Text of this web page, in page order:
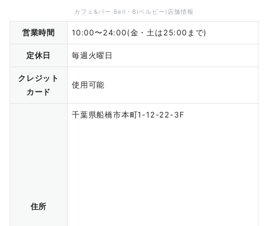
カフェ&バー Bell・B(ベルビー)店舗情報
営業時間 10:00〜24:00(金・土は25:00まで)
定休日 毎週火曜日
クレジット
カード
使用可能
住所
千葉県船橋市本町1-12-22-3F